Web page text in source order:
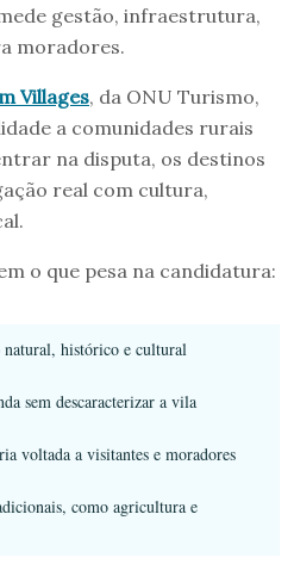
gestão, infraestrutura,
moradores.
Villages, da ONU Turismo,
a comunidades rurais
na disputa, os destinos
real com cultura,
o que pesa na candidatura:
natural, histórico e cultural
sem descaracterizar a vila
voltada a visitantes e moradores
como agricultura e